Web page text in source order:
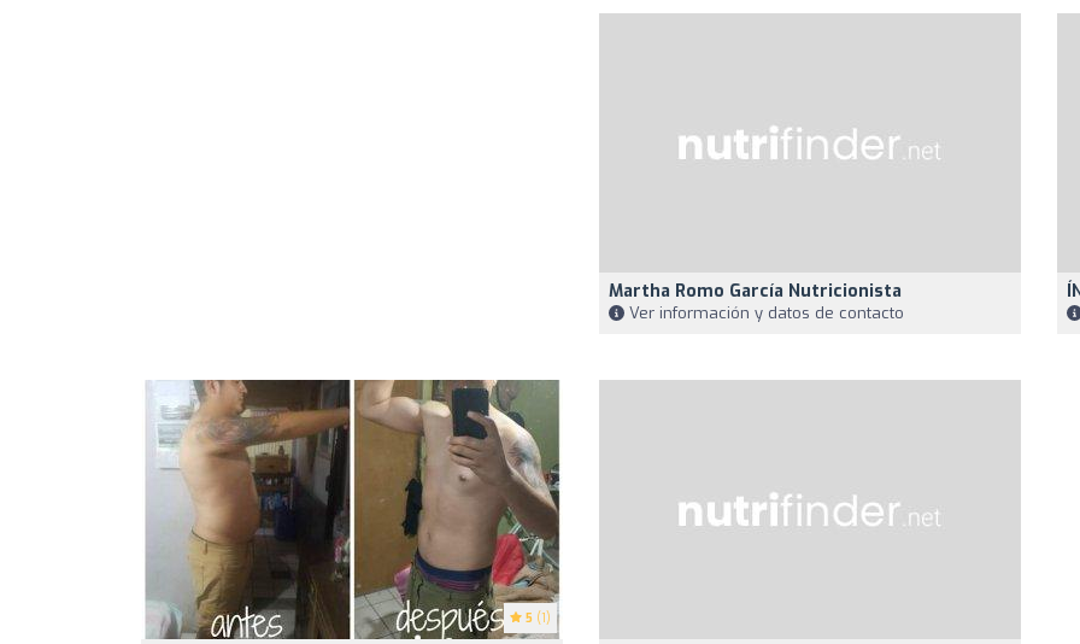
Martha Romo García Nutricionista
Ver información y datos de contacto
5 (1)